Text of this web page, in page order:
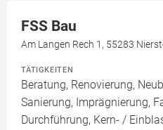
FSS Bau
Am Langen Rech 1, 55283
TÄTIGKEITEN
Beratung, Renovierung,
Sanierung, Imprägnierung,
Durchführung, Kern- /